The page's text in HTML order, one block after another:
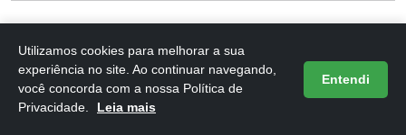
6. C8 Nano Tesoura Elétrica Sem Fio
com Display LED, 3.7V, Recarregável
U
Utilizamos cookies para melhorar a sua
experiência no site. Ao continuar navegando,
você concorda com a nossa Política de
Privacidade.
Leia mais
Entendi